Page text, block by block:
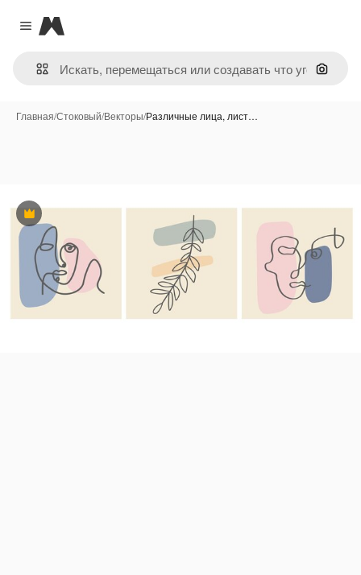
Close menu
Magnific
Поиск
Главная/Стоковый/Векторы/Различные лица, лист…
Премиум